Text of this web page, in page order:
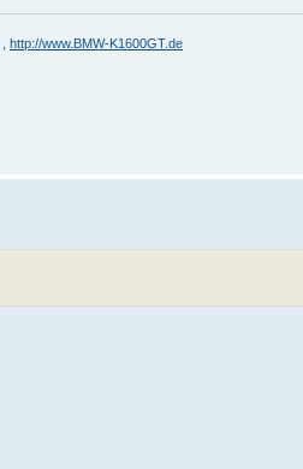
http://www.BMW-K1600GT.de